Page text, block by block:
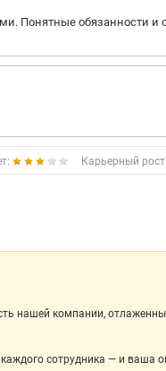
Понятные обязанности и
Карьерный рост:
нашей компании,
сотрудника — и ваша